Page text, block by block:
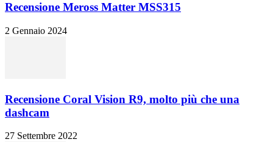
Recensione Meross Matter MSS315
2 Gennaio 2024
Recensione Coral Vision R9, molto più che una
dashcam
27 Settembre 2022